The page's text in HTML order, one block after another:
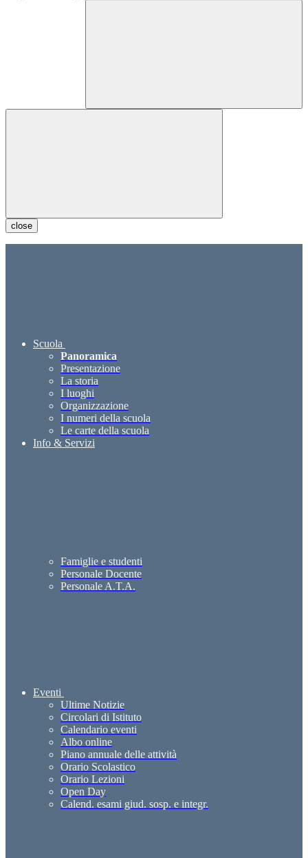
close
Scuola
Panoramica
Presentazione
La storia
I luoghi
Organizzazione
I numeri della scuola
Le carte della scuola
Info & Servizi
Famiglie e studenti
Personale Docente
Personale A.T.A.
Eventi
Ultime Notizie
Circolari di Istituto
Calendario eventi
Albo online
Piano annuale delle attività
Orario Scolastico
Orario Lezioni
Open Day
Calend. esami giud. sosp. e integr.